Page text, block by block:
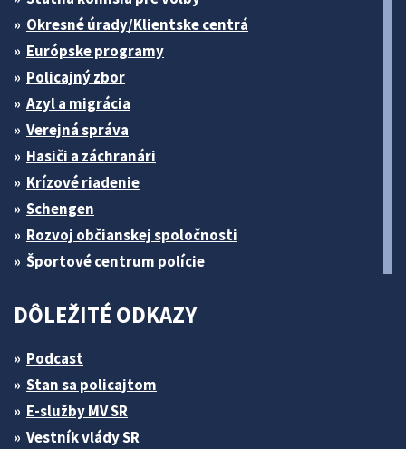
Okresné úrady/Klientske centrá
Európske programy
Policajný zbor
Azyl a migrácia
Verejná správa
Hasiči a záchranári
Krízové riadenie
Schengen
Rozvoj občianskej spoločnosti
Športové centrum polície
DÔLEŽITÉ ODKAZY
Podcast
Stan sa policajtom
E-služby MV SR
Vestník vlády SR